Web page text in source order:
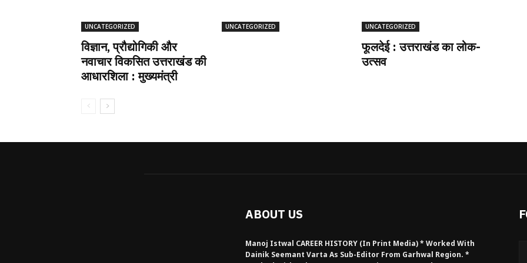
UNCATEGORIZED
विज्ञान, प्रौद्योगिकी और
नवाचार विकसित उत्तराखंड की
आधारशिला : मुख्यमंत्री
UNCATEGORIZED UNCATEGORIZED
फूलदेई : उत्तराखंड का लोक-
उत्सव
ABOUT US
Manoj Istwal CAREER HISTORY (in Print Media) * Worked With
Dainik Seemant Varta As Sub-Editor From Garhwal Region. *